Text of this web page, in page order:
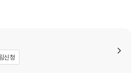
라 불리는 놀라운 경제 성장을 이룩했지만,
자들의 고통이 존재했습니다. 2020년대를
는 물질의 풍요로움은 1970년대에 수많은
력 덕분입니다.
신청